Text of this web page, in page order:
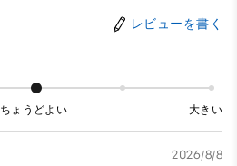
レビューを書く
ちょうどよい 大きい
2026/8/8